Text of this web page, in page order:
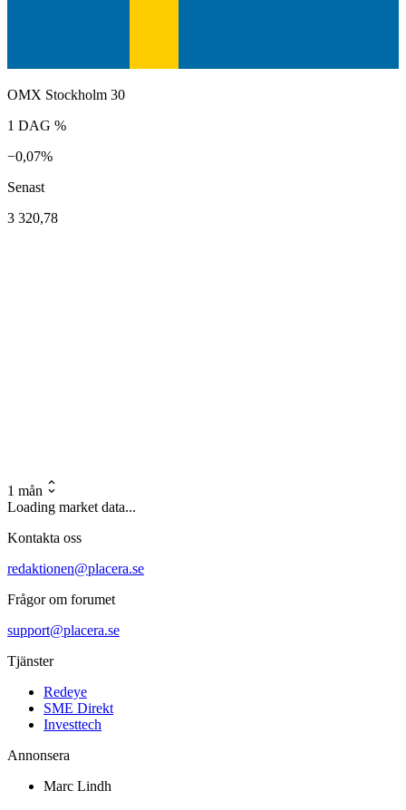
OMX Stockholm 30
1 DAG %
−0,07%
Senast
3 320,78
1 mån
Loading market data...
Kontakta oss
redaktionen@placera.se
Frågor om forumet
support@placera.se
Tjänster
Redeye
SME Direkt
Investtech
Annonsera
Marc Lindh